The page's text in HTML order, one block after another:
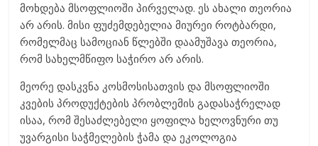
მოხდება მსოფლიოში პირველად. ეს ახალი თეორია
არ არის. მისი ფუძემდებელია მიურეი როტბარდი,
რომელმაც სამოციან წლებში დაამუშავა თეორია,
რომ სახელმწიფო საჭირო არ არის.
მეორე დასკვნა კოსმოსისათვის და მსოფლიოში
კვების პროდუქტების პრობლემის გადასაჭრელად
ისაა, რომ შესაძლებელი ყოფილა ხელოვნური თუ
უვარგისი საჭმელების ჭამა და ეკოლოგია